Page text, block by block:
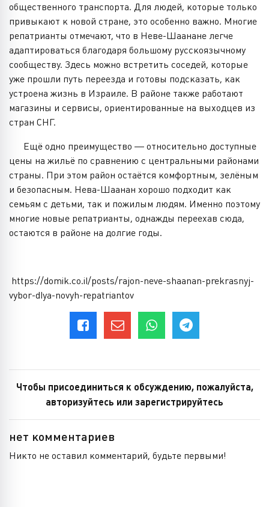
общественного транспорта. Для людей, которые только
привыкают к новой стране, это особенно важно. Многие
репатрианты отмечают, что в Неве-Шаанане легче
адаптироваться благодаря большому русскоязычному
сообществу. Здесь можно встретить соседей, которые
уже прошли путь переезда и готовы подсказать, как
устроена жизнь в Израиле. В районе также работают
магазины и сервисы, ориентированные на выходцев из
стран СНГ.
Ещё одно преимущество — относительно доступные
цены на жильё по сравнению с центральными районами
страны. При этом район остаётся комфортным, зелёным
и безопасным. Нева-Шаанан хорошо подходит как
семьям с детьми, так и пожилым людям. Именно поэтому
многие новые репатрианты, однажды переехав сюда,
остаются в районе на долгие годы.
https://domik.co.il/posts/rajon-neve-shaanan-prekrasnyj-
vybor-dlya-novyh-repatriantov
Чтобы присоединиться к обсуждению, пожалуйста,
авторизуйтесь или зарегистрируйтесь
нет комментариев
Никто не оставил комментарий, будьте первыми!